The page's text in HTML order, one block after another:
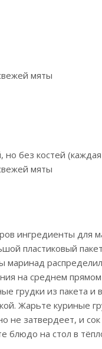
мяты
но без костей
мяты
ингредиенты для
пластиковый
маринад
на среднем
грудки из пакета и
Жарьте куриные
не затвердеет, и
блюдо на стол в